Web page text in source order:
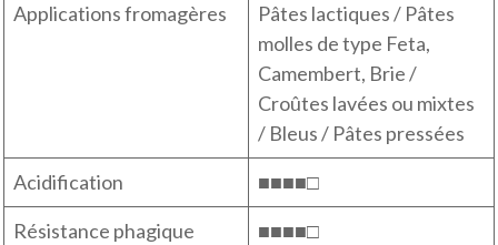
Applications fromagères
Pâtes lactiques / Pâtes
molles de type Feta,
Camembert, Brie /
Croûtes lavées ou mixtes
/ Bleus / Pâtes pressées
Acidification
■■■■□
Résistance phagique
■■■■□